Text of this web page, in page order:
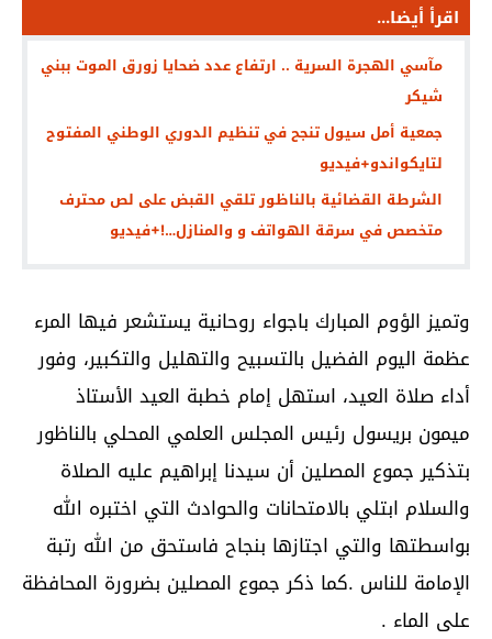
اقرأ أيضا...
مآسي الهجرة السرية .. ارتفاع عدد ضحايا زورق الموت ببني
شيكر
جمعية أمل سيول تنجح في تنظيم الدوري الوطني المفتوح
لتايكواندو+فيديو
الشرطة القضائية بالناظور تلقي القبض على لص محترف
متخصص في سرقة الهواتف و والمنازل…!+فيديو
وتميز الؤوم المبارك باجواء روحانية يستشعر فيها المرء
عظمة اليوم الفضيل بالتسبيح والتهليل والتكبير، وفور
أداء صلاة العيد، استهل إمام خطبة العيد الأستاذ
ميمون بريسول رئيس المجلس العلمي المحلي بالناظور
بتذكير جموع المصلين أن سيدنا إبراهيم عليه الصلاة
والسلام ابتلي بالامتحانات والحوادث التي اختبره الله
بواسطتها والتي اجتازها بنجاح فاستحق من الله رتبة
الإمامة للناس .كما ذكر جموع المصلين بضرورة المحافظة
على الماء .